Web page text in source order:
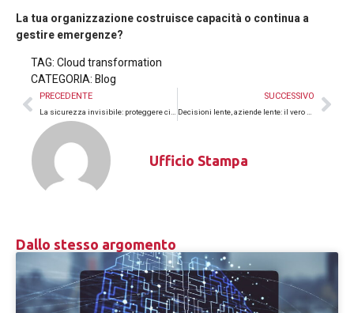
La tua organizzazione costruisce capacità o continua a
gestire emergenze?
TAG:Cloud transformation
CATEGORIA:Blog
PRECEDENTE
La sicurezza invisibile: proteggere ciò che nessuno considera un rischio
SUCCESSIVO
Decisioni lente, aziende lente: il vero costo nascosto della governance inefficace
Ufficio Stampa
Dallo stesso argomento